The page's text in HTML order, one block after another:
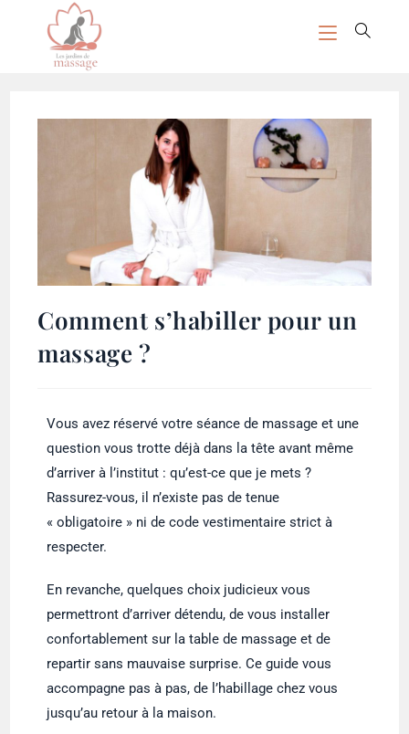
Comment s’habiller pour un
massage ?
Vous avez réservé votre séance de massage et une
question vous trotte déjà dans la tête avant même
d’arriver à l’institut : qu’est-ce que je mets ?
Rassurez-vous, il n’existe pas de tenue
« obligatoire » ni de code vestimentaire strict à
respecter.
En revanche, quelques choix judicieux vous
permettront d’arriver détendu, de vous installer
confortablement sur la table de massage et de
repartir sans mauvaise surprise. Ce guide vous
accompagne pas à pas, de l’habillage chez vous
jusqu’au retour à la maison.